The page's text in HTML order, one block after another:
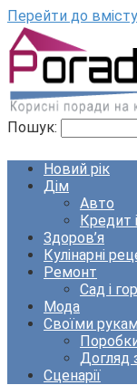
Перейти до вмісту
Пошук:
Новий рік
Дім
Авто
Кредит
Здоров’я
Кулінарні
Ремонт
Сад і
Мода
Своїми
Догляд
Сценарії